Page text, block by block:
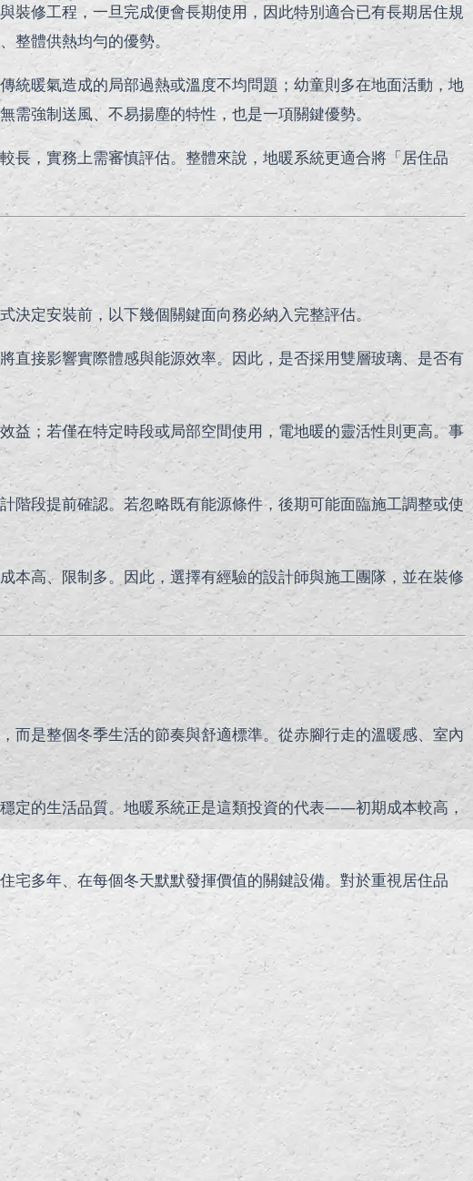
裝修工程，一旦完成便會長期使用，因此特別適合已有長期居住規
整體供熱均勻的優勢。
統暖氣造成的局部過熱或溫度不均問題；幼童則多在地面活動，地
強制送風、不易揚塵的特性，也是一項關鍵優勢。
長，實務上需審慎評估。整體來說，地暖系統更適合將「居住品
決定安裝前，以下幾個關鍵面向務必納入完整評估。
直接影響實際體感與能源效率。因此，是否採用雙層玻璃、是否有
益；若僅在特定時段或局部空間使用，電地暖的靈活性則更高。事
階段提前確認。若忽略既有能源條件，後期可能面臨施工調整或使
本高、限制多。因此，選擇有經驗的設計師與施工團隊，並在裝修
而是整個冬季生活的節奏與舒適標準。從赤腳行走的溫暖感、室內
定的生活品質。地暖系統正是這類投資的代表——初期成本較高，
宅多年、在每個冬天默默發揮價值的關鍵設備。對於重視居住品